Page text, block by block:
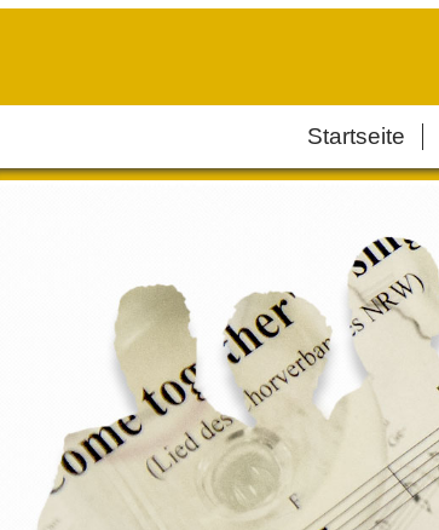
Startseite